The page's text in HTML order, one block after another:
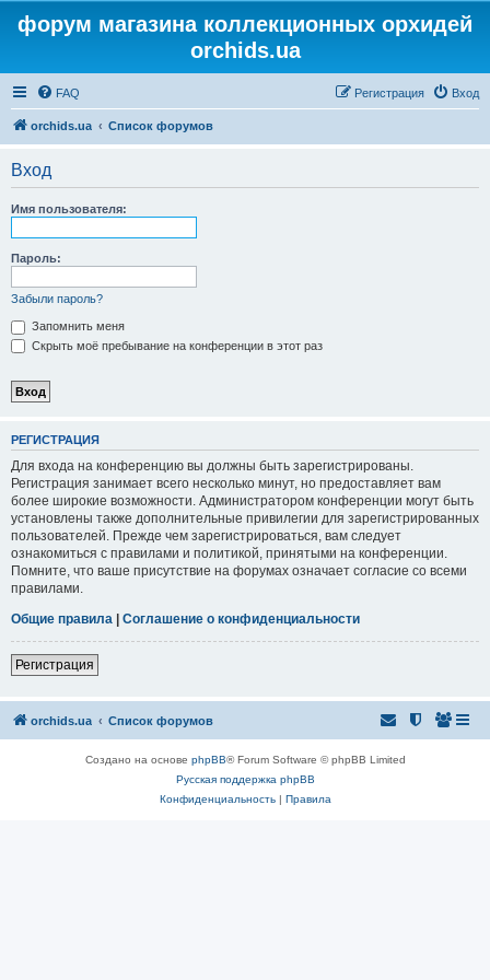
форум магазина коллекционных орхидей
orchids.ua
FAQ Вход
Регистрация
orchids.ua Список форумов
Вход
Имя пользователя:
Пароль:
Забыли пароль?
Запомнить меня
Скрыть моё пребывание на конференции в этот раз
РЕГИСТРАЦИЯ
Для входа на конференцию вы должны быть зарегистрированы.
Регистрация занимает всего несколько минут, но предоставляет вам
более широкие возможности. Администратором конференции могут быть
установлены также дополнительные привилегии для зарегистрированных
пользователей. Прежде чем зарегистрироваться, вам следует
ознакомиться с правилами и политикой, принятыми на конференции.
Помните, что ваше присутствие на форумах означает согласие со всеми
правилами.
Общие правила | Соглашение о конфиденциальности
Регистрация
orchids.ua Список форумов
Создано на основе phpBB® Forum Software © phpBB Limited
Русская поддержка phpBB
Конфиденциальность| Правила